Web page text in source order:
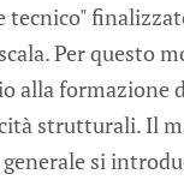
tecnico"
Per questo
alla formazione
strutturali. Il
si